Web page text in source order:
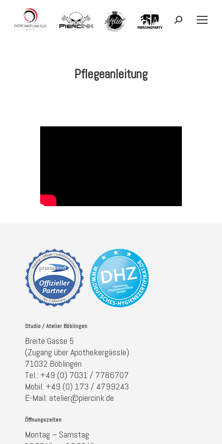
Search:
Pflegeanleitung
Studio / Atelier Böblingen
Breite Gasse 5
(Zugang über Apothekergässle)
71032 Böblingen
Tel.: +49 (0) 7031 / 7786707
Mobil: +49 (0) 173 / 4799243
E-Mail: atelier@piercink.de
Öffnungszeiten
Montag – Samstag